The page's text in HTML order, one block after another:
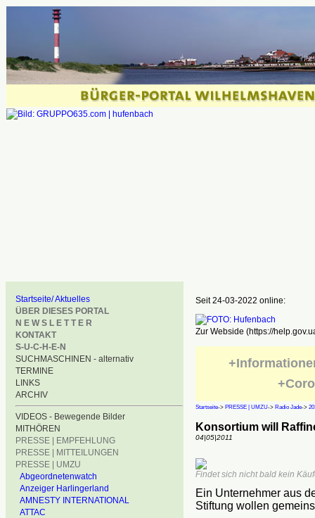
Startseite/ Aktuelles
ÜBER DIESES PORTAL
N E W S L E T T E R
KONTAKT
S-U-C-H-E-N
SUCHMASCHINEN - alternativ
TERMINE
LINKS
ARCHIV
VIDEOS - Bewegende Bilder
MITHÖREN
PRESSE | EMPFEHLUNG
PRESSE | MITTEILUNGEN
PRESSE | UMZU
Abgeordnetenwatch
Anzeiger Harlingerland
AMNESTY INTERNATIONAL
ATTAC
Seit 24-03-2022 online:
Zur Webside (https://
Startseite-> PRESSE | UMZU-> Radio Jade->
Konsortium will
04|05|2011
Findet sich nicht bald kein
Ein Unternehmer aus
Stiftung wollen